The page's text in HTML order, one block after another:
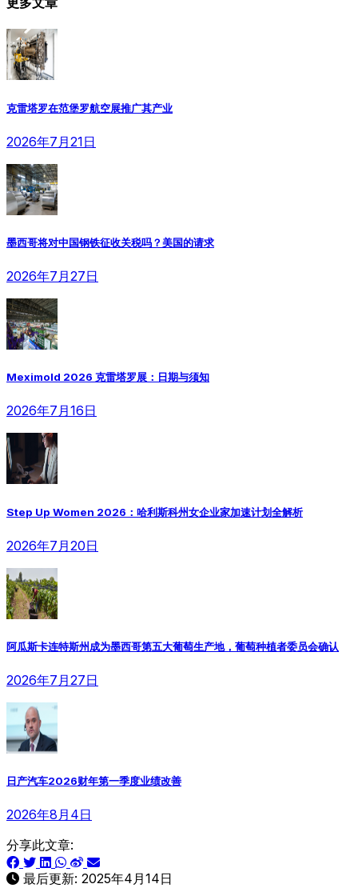
克雷塔罗在范堡罗航空展推广其产业
2026年7月21日
墨西哥将对中国钢铁征收关税吗？美国的请求
2026年7月27日
Meximold 2026 克雷塔罗展：日期与须知
2026年7月16日
Step Up Women 2026：哈利斯科州女企业家加速计划全解析
2026年7月20日
阿瓜斯卡连特斯州成为墨西哥第五大葡萄生产地，葡萄种植者委员会确认
2026年7月27日
日产汽车2026财年第一季度业绩改善
2026年8月4日
分享此文章:
最后更新: 2025年4月14日